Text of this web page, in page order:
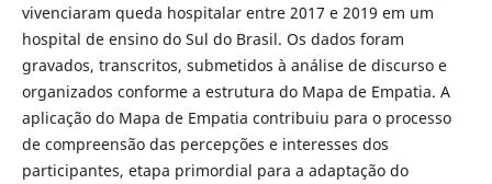
vivenciaram queda hospitalar entre 2017 e 2019 em um
hospital de ensino do Sul do Brasil. Os dados foram
gravados, transcritos, submetidos à análise de discurso e
organizados conforme a estrutura do Mapa de Empatia. A
aplicação do Mapa de Empatia contribuiu para o processo
de compreensão das percepções e interesses dos
participantes, etapa primordial para a adaptação do